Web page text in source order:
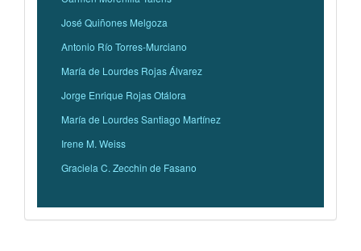
José Quiñones Melgoza
Antonio Río Torres-Murciano
María de Lourdes Rojas Álvarez
Jorge Enrique Rojas Otálora
María de Lourdes Santiago Martínez
Irene M. Weiss
Graciela C. Zecchin de Fasano